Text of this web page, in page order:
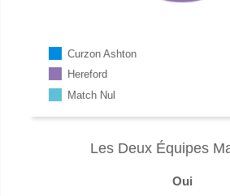
Curzon Ashton
Hereford
Match Nul
Les Deux Équipes
Oui